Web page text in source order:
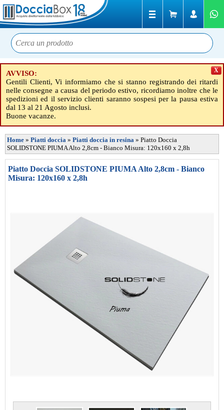
AVVISO:
Gentili Clienti, Vi informiamo che si stanno registrando dei ritardi
nelle consegne a causa del periodo estivo, ricordiamo inoltre che le
spedizioni ed il servizio clienti saranno sospesi per la pausa estiva
dal 13 al 21 Agosto inclusi.
Buone vacanze.
X
Home » Piatti doccia » Piatti doccia in resina » Piatto Doccia
SOLIDSTONE PIUMA Alto 2,8cm - Bianco Misura: 120x160 x 2,8h
Piatto Doccia SOLIDSTONE PIUMA Alto 2,8cm - Bianco
Misura: 120x160 x 2,8h